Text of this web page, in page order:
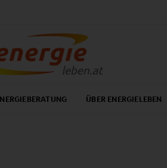
ÜBER ENERGIELEBEN